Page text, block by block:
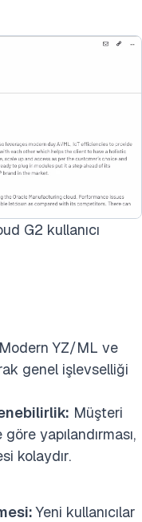
G2 kullanıcı
Modern YZ/ML ve
genel işlevselliği
Müşteri
yapılandırması,
kolaydır.
Yeni kullanıcılar